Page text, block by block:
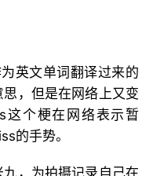
英文单词翻译过来的
，但是在网络上又变
这个梗在网络表示暂
的手势。
，为拍摄记录自己在